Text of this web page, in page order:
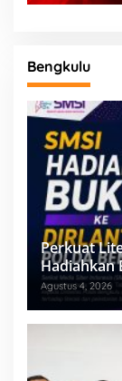
Bengkulu
Perkuat
Hadiahkan
Agustus 4, 2026